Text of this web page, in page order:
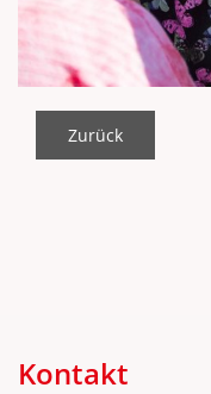
Zurück
Kontakt